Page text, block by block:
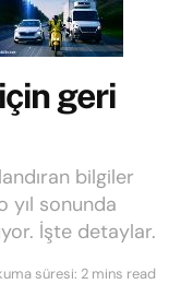
geri
bilgiler
yıl sonunda
İşte detaylar.
süresi: 2 mins read